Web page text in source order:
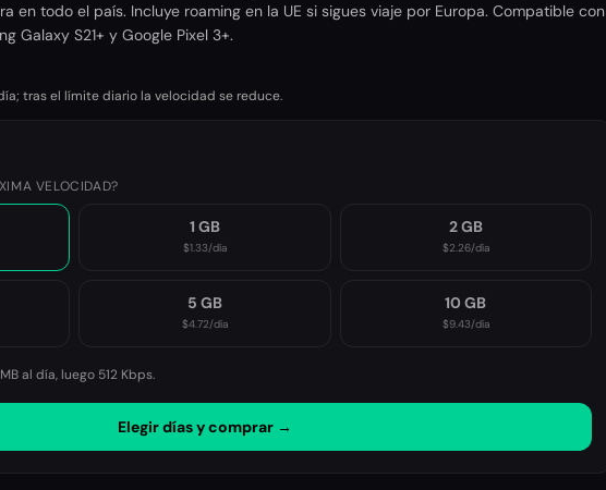
en todo el país. Incluye roaming en la UE si sigues viaje por Europa. Compatible con
Galaxy S21+ y Google Pixel 3+.
tras el límite diario la velocidad se reduce.
VELOCIDAD?
1 GB
$1.33/día
2 GB
$2.26/día
5 GB
$4.72/día
10 GB
$9.43/día
al día, luego 512 Kbps.
Elegir días y comprar →